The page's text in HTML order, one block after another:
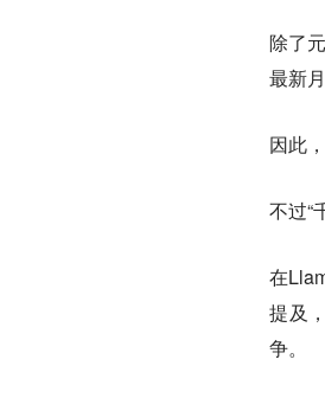
除了
最新
因此
不过“
在
提及
争。